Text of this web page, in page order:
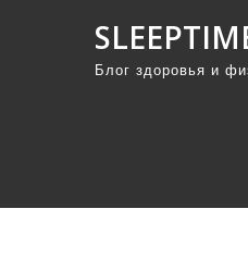
Блог здоровья и